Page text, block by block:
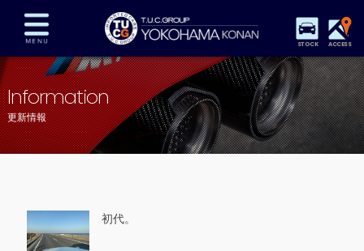
STOCK ACCESS
在庫車両情報 保証&サービス パーツリスト
TUCとは？ 店舗情報 アクセスマップ
全国納車 特別作業 注文販売
プライバシーポリシー
Information
更新情報
初代。